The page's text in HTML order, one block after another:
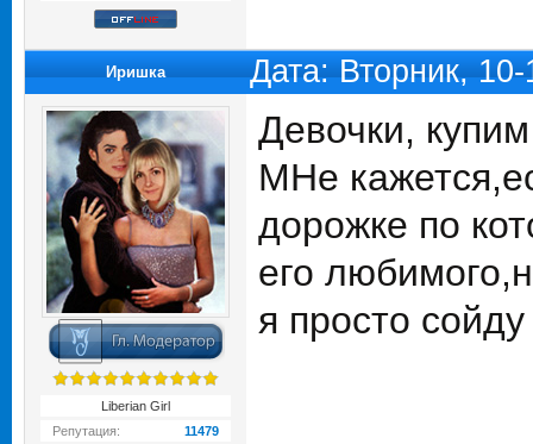
Иришка Дата: Вторник,
Liberian Girl
Репутация:
11479
Девочки,
МНе
дорожке по
его
я просто